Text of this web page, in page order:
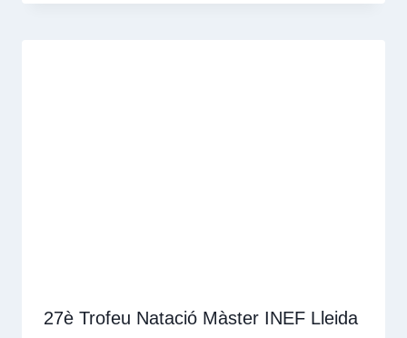
27è Trofeu Natació Màster INEF Lleida